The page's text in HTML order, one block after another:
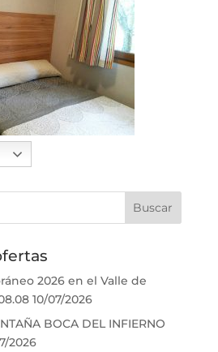
2026 en el Valle de
10/07/2026
BOCA DEL INFIERNO
2026